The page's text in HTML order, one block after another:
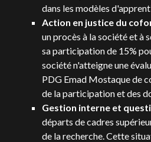
dans les modèles
Action en justice du
un procès à la société et à
sa participation de 15%
société n'atteigne une
PDG Emad Mostaque de
de la participation et des
Gestion interne et
départs de cadres
de la recherche. Cette